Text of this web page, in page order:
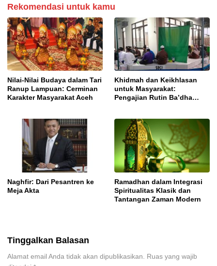
Rekomendasi untuk kamu
Nilai-Nilai Budaya dalam Tari
Ranup Lampuan: Cerminan
Karakter Masyarakat Aceh
Khidmah dan Keikhlasan
untuk Masyarakat:
Pengajian Rutin Ba’dha
Naghfir: Dari Pesantren ke
Meja Akta
Ramadhan dalam Integrasi
Spiritualitas Klasik dan
Tantangan Zaman Modern
Tinggalkan Balasan
Alamat email Anda tidak akan dipublikasikan.
Ruas yang wajib